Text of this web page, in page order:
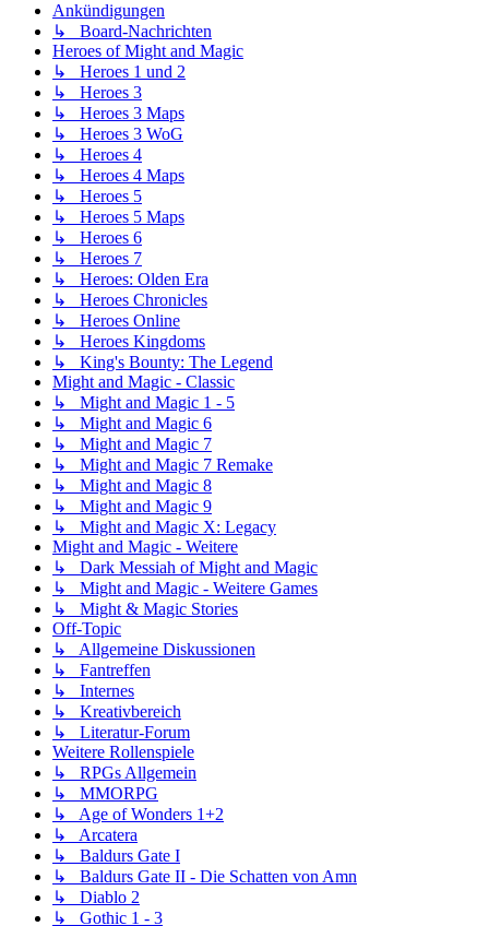
Ankündigungen
↳ Board-Nachrichten
Heroes of Might and Magic
↳ Heroes 1 und 2
↳ Heroes 3
↳ Heroes 3 Maps
↳ Heroes 3 WoG
↳ Heroes 4
↳ Heroes 4 Maps
↳ Heroes 5
↳ Heroes 5 Maps
↳ Heroes 6
↳ Heroes 7
↳ Heroes: Olden Era
↳ Heroes Chronicles
↳ Heroes Online
↳ Heroes Kingdoms
↳ King's Bounty: The Legend
Might and Magic - Classic
↳ Might and Magic 1 - 5
↳ Might and Magic 6
↳ Might and Magic 7
↳ Might and Magic 7 Remake
↳ Might and Magic 8
↳ Might and Magic 9
↳ Might and Magic X: Legacy
Might and Magic - Weitere
↳ Dark Messiah of Might and Magic
↳ Might and Magic - Weitere Games
↳ Might & Magic Stories
Off-Topic
↳ Allgemeine Diskussionen
↳ Fantreffen
↳ Internes
↳ Kreativbereich
↳ Literatur-Forum
Weitere Rollenspiele
↳ RPGs Allgemein
↳ MMORPG
↳ Age of Wonders 1+2
↳ Arcatera
↳ Baldurs Gate I
↳ Baldurs Gate II - Die Schatten von Amn
↳ Diablo 2
↳ Gothic 1 - 3